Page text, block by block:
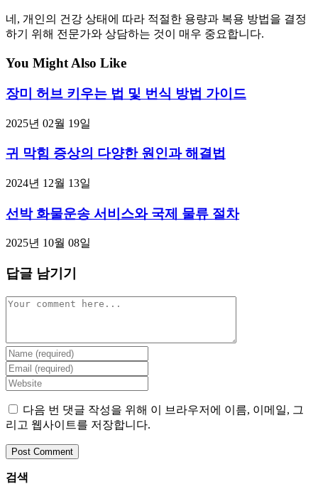
네, 개인의 건강 상태에 따라 적절한 용량과 복용 방법을 결정
하기 위해 전문가와 상담하는 것이 매우 중요합니다.
You Might Also Like
장미 허브 키우는 법 및 번식 방법 가이드
2025년 02월 19일
귀 막힘 증상의 다양한 원인과 해결법
2024년 12월 13일
선박 화물운송 서비스와 국제 물류 절차
2025년 10월 08일
답글 남기기
Comment
Enter
your
name
or
username
to
comment
Enter
your
email
address
to
comment
Enter
your
website
URL
(optional)
다음 번 댓글 작성을 위해 이 브라우저에 이름, 이메일, 그
리고 웹사이트를 저장합니다.
검색